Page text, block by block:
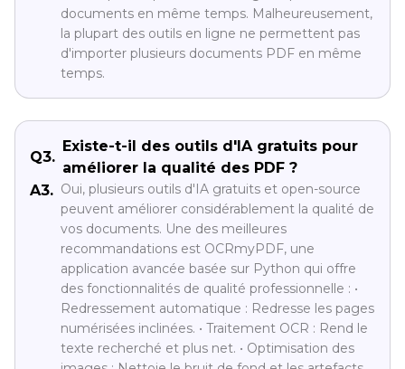
documents en même temps. Malheureusement,
la plupart des outils en ligne ne permettent pas
d'importer plusieurs documents PDF en même
temps.
Q3.
Existe-t-il des outils d'IA gratuits pour
améliorer la qualité des PDF ?
A3. Oui, plusieurs outils d'IA gratuits et open-source
peuvent améliorer considérablement la qualité de
vos documents. Une des meilleures
recommandations est OCRmyPDF, une
application avancée basée sur Python qui offre
des fonctionnalités de qualité professionnelle : •
Redressement automatique : Redresse les pages
numérisées inclinées. • Traitement OCR : Rend le
texte recherché et plus net. • Optimisation des